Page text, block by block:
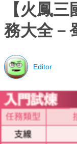
【火鳳
務大全－
Editor